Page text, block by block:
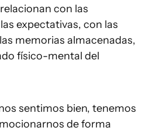
con las
expectativas, con las
memorias almacenadas,
físico-mental del
sentimos bien, tenemos
de forma